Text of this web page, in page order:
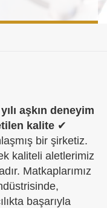
aşkın deneyim
kalite ✔
bir şirketiz.
kaliteli aletlerimiz
Matkaplarımız
başarıyla